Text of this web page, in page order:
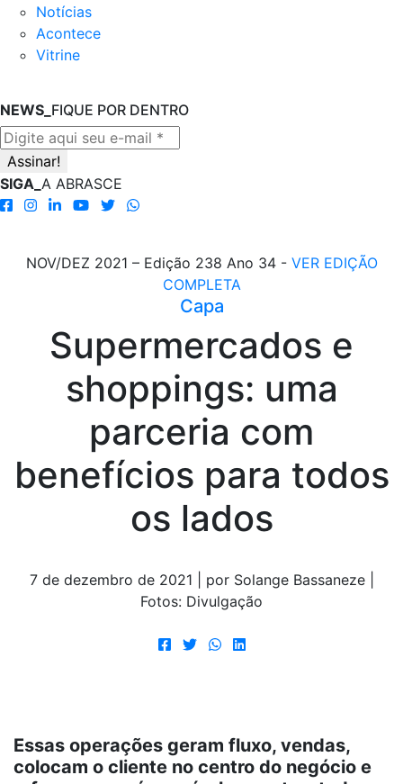
Notícias
Acontece
Vitrine
NEWS_ FIQUE POR DENTRO
SIGA_ A ABRASCE
NOV/DEZ 2021 – Edição 238 Ano 34 - VER EDIÇÃO
COMPLETA
Capa
Supermercados e
shoppings: uma
parceria com
benefícios para todos
os lados
7 de dezembro de 2021 | por Solange Bassaneze |
Fotos: Divulgação
Essas operações geram fluxo, vendas,
colocam o cliente no centro do negócio e